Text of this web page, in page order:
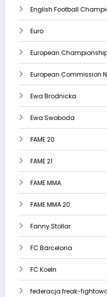
English Football
Euro
European
European Commission
Ewa Brodnicka
Ewa Swoboda
FAME 20
FAME 21
FAME MMA
FAME MMA 20
Fanny Stollar
FC Barcelona
FC Koeln
federacja freak-